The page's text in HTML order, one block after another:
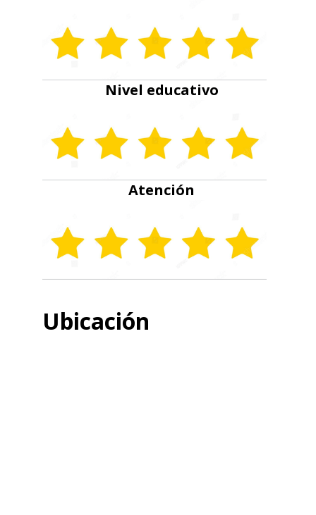
Nivel educativo
Atención
Ubicación